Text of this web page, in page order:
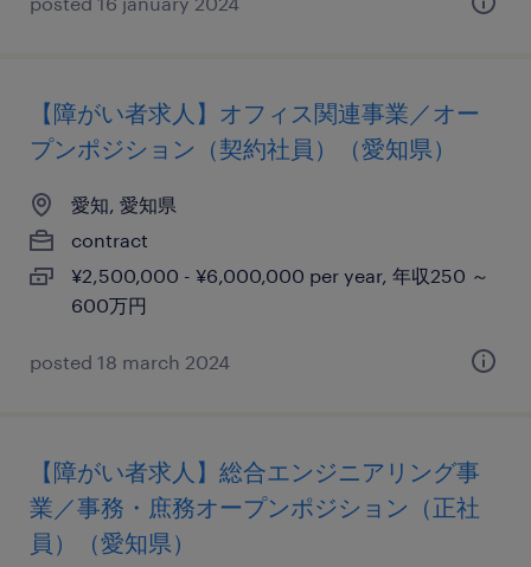
【障がい者求人】オフィス関連事業／オー
プンポジション（契約社員）（愛知県）
愛知, 愛知県
contract
¥2,500,000 - ¥6,000,000 per year, 年収250 ～
600万円
posted 18 march 2024
【障がい者求人】総合エンジニアリング事
業／事務・庶務オープンポジション（正社
員）（愛知県）